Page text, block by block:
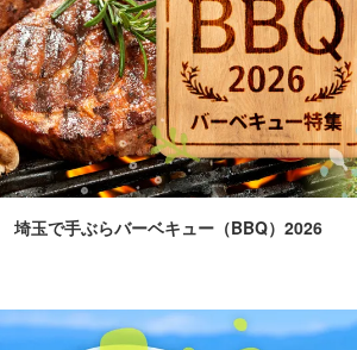
埼玉で手ぶらバーベキュー（BBQ）2026